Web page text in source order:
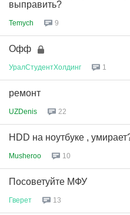
выправить?
Temych 9
Офф
УралСтудентХолдинг 1
ремонт
UZDenis 22
HDD на ноутбуке ,
Musheroo 10
Посоветуйте МФУ
Гверет 13